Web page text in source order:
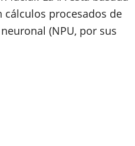
cálculos procesados de
(NPU, por sus